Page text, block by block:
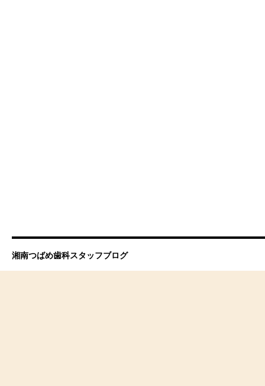
湘南つばめ歯科スタッフブログ